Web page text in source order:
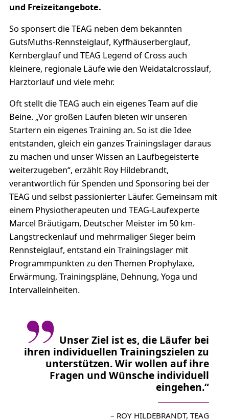
und Freizeitangebote.
So sponsert die TEAG neben dem bekannten
GutsMuths-Rennsteiglauf, Kyffhäuserberglauf,
Kernberglauf und TEAG Legend of Cross auch
kleinere, regionale Läufe wie den Weidatalcrosslauf,
Harztorlauf und viele mehr.
Oft stellt die TEAG auch ein eigenes Team auf die
Beine. „Vor großen Läufen bieten wir unseren
Startern ein eigenes Training an. So ist die Idee
entstanden, gleich ein ganzes Trainingslager daraus
zu machen und unser Wissen an Laufbegeisterte
weiterzugeben“, erzählt Roy Hildebrandt,
verantwortlich für Spenden und Sponsoring bei der
TEAG und selbst passionierter Läufer. Gemeinsam mit
einem Physiotherapeuten und TEAG-Laufexperte
Marcel Bräutigam, Deutscher Meister im 50 km-
Langstreckenlauf und mehrmaliger Sieger beim
Rennsteiglauf, entstand ein Trainingslager mit
Programmpunkten zu den Themen Prophylaxe,
Erwärmung, Trainingspläne, Dehnung, Yoga und
Intervalleinheiten.
Unser Ziel ist es, die Läufer bei
ihren individuellen Trainingszielen zu
unterstützen. Wir wollen auf ihre
Fragen und Wünsche individuell
eingehen.“
– ROY HILDEBRANDT, TEAG